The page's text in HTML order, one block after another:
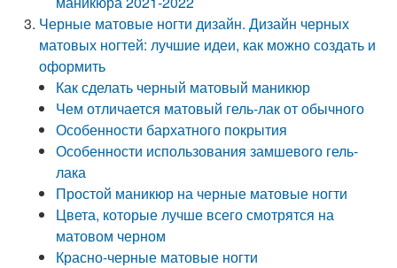
Черные матовые ногти дизайн. Дизайн черных
матовых ногтей: лучшие идеи, как можно создать и
оформить
Как сделать черный матовый маникюр
Чем отличается матовый гель-лак от обычного
Особенности бархатного покрытия
Особенности использования замшевого гель-
лака
Простой маникюр на черные матовые ногти
Цвета, которые лучше всего смотрятся на
матовом черном
Красно-черные матовые ногти